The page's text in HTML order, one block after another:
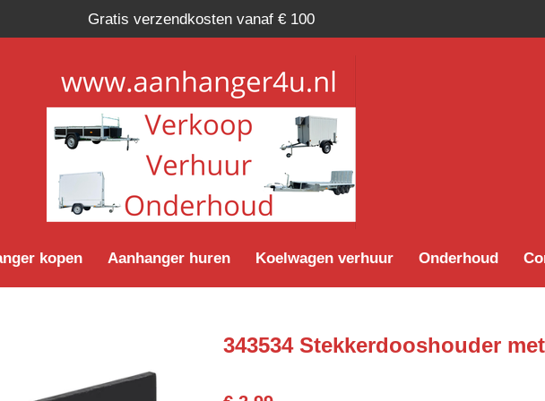
Gratis verzendkosten vanaf € 100
kopen Aanhanger huren Koelwagen verhuur Onderhoud
343534 Stekkerdooshouder